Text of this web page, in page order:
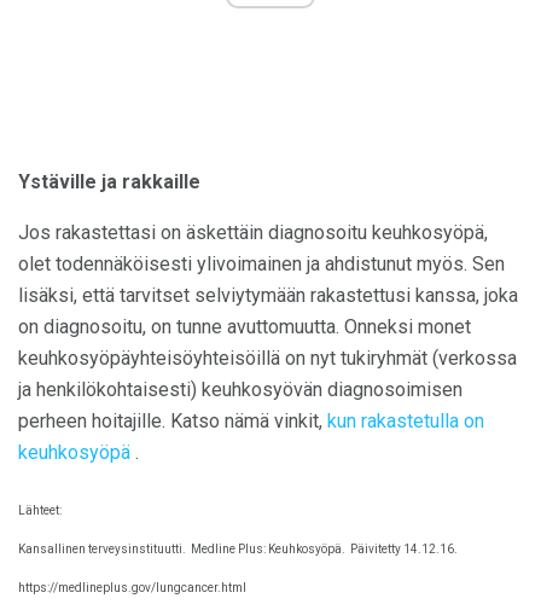
Ystäville ja rakkaille
Jos rakastettasi on äskettäin diagnosoitu keuhkosyöpä,
olet todennäköisesti ylivoimainen ja ahdistunut myös. Sen
lisäksi, että tarvitset selviytymään rakastettusi kanssa, joka
on diagnosoitu, on tunne avuttomuutta. Onneksi monet
keuhkosyöpäyhteisöyhteisöillä on nyt tukiryhmät (verkossa
ja henkilökohtaisesti) keuhkosyövän diagnosoimisen
perheen hoitajille. Katso nämä vinkit, kun rakastetulla on
keuhkosyöpä .
Lähteet:
Kansallinen terveysinstituutti. Medline Plus: Keuhkosyöpä. Päivitetty 14.12.16.
https://medlineplus.gov/lungcancer.html